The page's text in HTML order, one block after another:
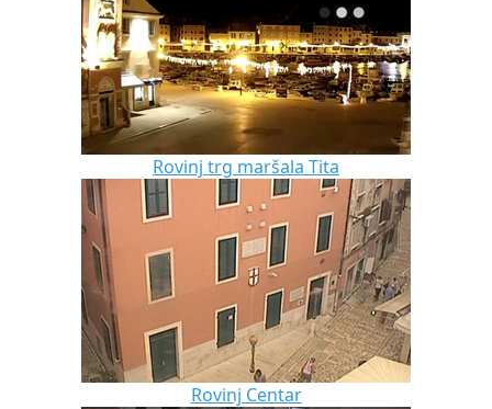
Rovinj trg maršala Tita
Rovinj Centar